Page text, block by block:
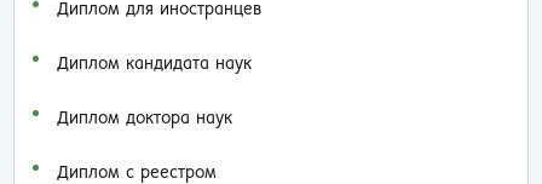
Диплом для иностранцев
Диплом кандидата наук
Диплом доктора наук
Диплом с реестром